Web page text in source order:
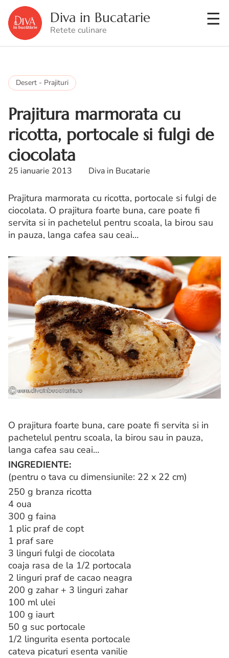
Diva in Bucatarie
Retete culinare
Desert - Prajituri
Prajitura marmorata cu
ricotta, portocale si fulgi de
ciocolata
25 ianuarie 2013 Diva in Bucatarie
Prajitura marmorata cu ricotta, portocale si fulgi de
ciocolata. O prajitura foarte buna, care poate fi
servita si in pachetelul pentru scoala, la birou sau
in pauza, langa cafea sau ceai…
O prajitura foarte buna, care poate fi servita si in
pachetelul pentru scoala, la birou sau in pauza,
langa cafea sau ceai…
INGREDIENTE:
(pentru o tava cu dimensiunile: 22 x 22 cm)
250 g branza ricotta
4 oua
300 g faina
1 plic praf de copt
1 praf sare
3 linguri fulgi de ciocolata
coaja rasa de la 1/2 portocala
2 linguri praf de cacao neagra
200 g zahar + 3 linguri zahar
100 ml ulei
100 g iaurt
50 g suc portocale
1/2 lingurita esenta portocale
cateva picaturi esenta vanilie